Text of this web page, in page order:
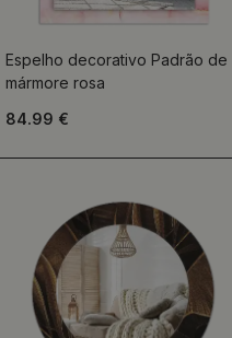
Espelho decorativo Padrão de
mármore rosa
84.99 €